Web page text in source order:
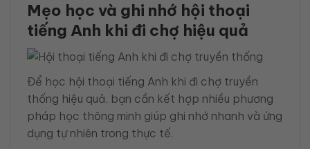
Mẹo học và ghi nhớ hội thoại
tiếng Anh khi đi chợ hiệu quả
Để học hội thoại tiếng Anh khi đi chợ truyền
thống hiệu quả, bạn cần kết hợp nhiều phương
pháp học thông minh giúp ghi nhớ nhanh và ứng
dụng tự nhiên trong thực tế.